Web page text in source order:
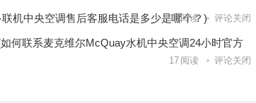
机中央空调售后客服电话是多少是哪个？)
18 阅读 评论关闭
何联系麦克维尔McQuay水机中央空调24小时官方
17 阅读 评论关闭